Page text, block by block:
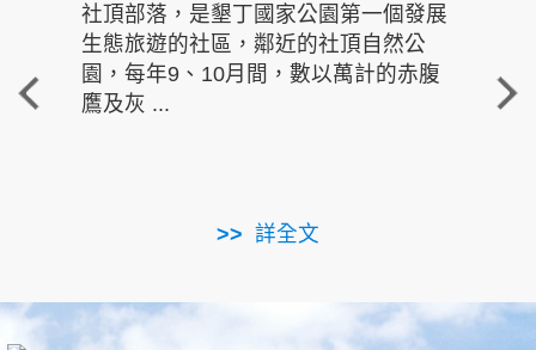
社頂部落，是墾丁國家公園第一個發展
生態旅遊的社區，鄰近的社頂自然公
園，每年9、10月間，數以萬計的赤腹
鷹及灰 ...
詳全文
重
走進